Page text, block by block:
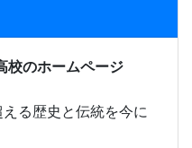
校のホームページ
る歴史と伝統を今に